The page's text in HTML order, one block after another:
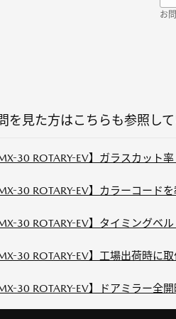
お
を見た方はこちらも参照し
MX-30 ROTARY-EV】ガラスカット
MX-30 ROTARY-EV】カラーコードを
MX-30 ROTARY-EV】タイミングベ
MX-30 ROTARY-EV】工場出荷時に
MX-30 ROTARY-EV】ドアミラー全